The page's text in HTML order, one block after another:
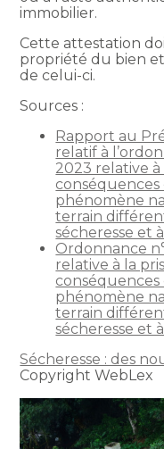
immobilier.
Cette attestation
propriété du bien
de celui-ci.
Sources :
Rapport au
relatif à
2023 relative
conséquences
phénomène
terrain
sécheresse et
Ordonnance
relative à la
conséquences
phénomène
terrain
sécheresse et
Sécheresse : des
Copyright WebLex